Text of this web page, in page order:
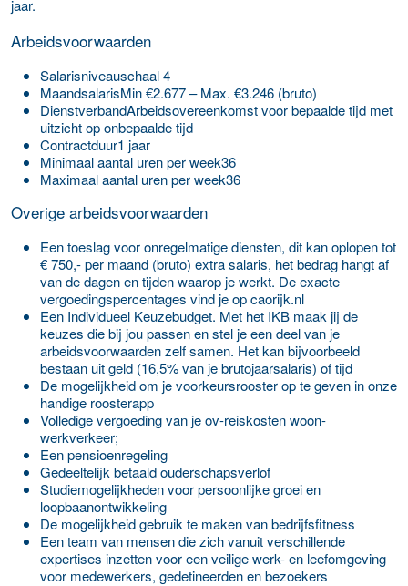
jaar.
Arbeidsvoorwaarden
Salaris­niveauschaal 4
Maand­salarisMin €2.677 – Max. €3.246 (bruto)
Dienst­verbandArbeidsovereenkomst voor bepaalde tijd met
uitzicht op onbepaalde tijd
Contract­duur1 jaar
Minimaal aantal uren per week36
Maximaal aantal uren per week36
Overige arbeidsvoorwaarden
Een toeslag voor onregelmatige diensten, dit kan oplopen tot
€ 750,- per maand (bruto) extra salaris, het bedrag hangt af
van de dagen en tijden waarop je werkt. De exacte
vergoedingspercentages vind je op caorijk.nl
Een Individueel Keuzebudget. Met het IKB maak jij de
keuzes die bij jou passen en stel je een deel van je
arbeidsvoorwaarden zelf samen. Het kan bijvoorbeeld
bestaan uit geld (16,5% van je brutojaarsalaris) of tijd
De mogelijkheid om je voorkeursrooster op te geven in onze
handige roosterapp
Volledige vergoeding van je ov-reiskosten woon-
werkverkeer;
Een pensioenregeling
Gedeeltelijk betaald ouderschapsverlof
Studiemogelijkheden voor persoonlijke groei en
loopbaanontwikkeling
De mogelijkheid gebruik te maken van bedrijfsfitness
Een team van mensen die zich vanuit verschillende
expertises inzetten voor een veilige werk- en leefomgeving
voor medewerkers, gedetineerden en bezoekers